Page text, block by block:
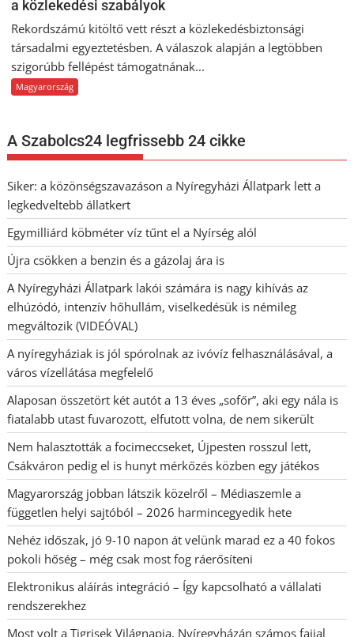
a közlekedési szabályok
Rekordszámú kitöltő vett részt a közlekedésbiztonsági
társadalmi egyeztetésben. A válaszok alapján a legtöbben
szigorúbb fellépést támogatnának...
Magyarország
A Szabolcs24 legfrissebb 24 cikke
Siker: a közönségszavazáson a Nyíregyházi Állatpark lett a
legkedveltebb állatkert
Egymilliárd köbméter víz tűnt el a Nyírség alól
Újra csökken a benzin és a gázolaj ára is
A Nyíregyházi Állatpark lakói számára is nagy kihívás az
elhúzódó, intenzív hőhullám, viselkedésük is némileg
megváltozik (VIDEÓVAL)
A nyíregyháziak is jól spórolnak az ivóvíz felhasználásával, a
város vízellátása megfelelő
Alaposan összetört két autót a 13 éves „sofőr”, aki egy nála is
fiatalabb utast fuvarozott, elfutott volna, de nem sikerült
Nem halasztották a focimeccseket, Újpesten rosszul lett,
Csákváron pedig el is hunyt mérkőzés közben egy játékos
Magyarország jobban látszik közelről – Médiaszemle a
független helyi sajtóból – 2026 harmincegyedik hete
Nehéz időszak, jó 9-10 napon át velünk marad ez a 40 fokos
pokoli hőség – még csak most fog ráerősíteni
Elektronikus aláírás integráció – Így kapcsolható a vállalati
rendszerekhez
Most volt a Tigrisek Világnapja, Nyíregyházán számos fajjal